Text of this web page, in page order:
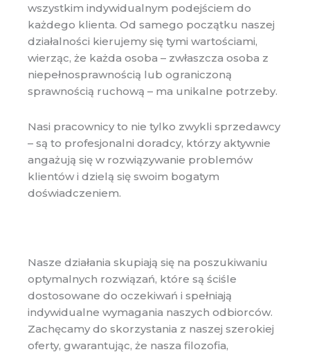
wszystkim indywidualnym podejściem do
każdego klienta. Od samego początku naszej
działalności kierujemy się tymi wartościami,
wierząc, że każda osoba – zwłaszcza osoba z
niepełnosprawnością lub ograniczoną
sprawnością ruchową – ma unikalne potrzeby.
Nasi pracownicy to nie tylko zwykli sprzedawcy
– są to profesjonalni doradcy, którzy aktywnie
angażują się w rozwiązywanie problemów
klientów i dzielą się swoim bogatym
doświadczeniem.
Nasze działania skupiają się na poszukiwaniu
optymalnych rozwiązań, które są ściśle
dostosowane do oczekiwań i spełniają
indywidualne wymagania naszych odbiorców.
Zachęcamy do skorzystania z naszej szerokiej
oferty, gwarantując, że nasza filozofia,